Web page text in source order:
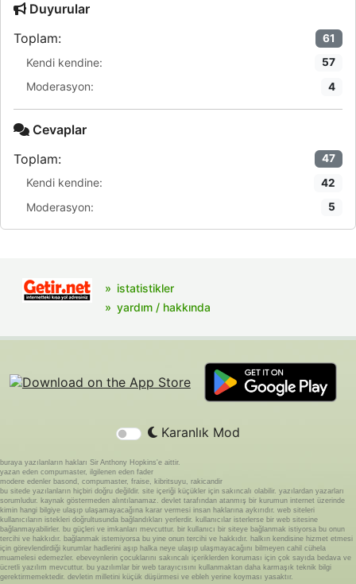
Duyurular
Toplam:
61
Kendi kendine: 57
Moderasyon: 4
Cevaplar
Toplam:
47
Kendi kendine: 42
Moderasyon: 5
istatistikler
yardım / hakkında
Karanlık Mod
buraya yazılanların hakları Sir Anthony Hopkins'e aittir.
yazan eden compumaster, ilgilenen eden fader
modere edenler basond, compumaster, fraise, kibritsuyu, rakicandir
bu sitede yazılanların hiçbiri doğru değildir. site içeriği küçükler için sakıncalı olabilir. yazılardan yazarları
sorumludur. kaynak göstermeden alıntılanamaz. devlet tarafından atanmış bir kurumun internet üzerinde
kimin hangi bilgiye ulaşıp ulaşamayacağına karar vermesi insan haklarına aykırıdır. web siteleri
kullanıcıların istekleri doğrultusunda bağlandıkları yerlerdir. kullanıcılar isterlerse bir web sitesine
bağlanmayabilirler. bu güçleri ve imkanları mevcuttur. bir kullanıcı bir siteye bağlanmak istiyorsa bu onun
tercihi ve hakkıdır. bağlanmak istemiyorsa bu yine onun tercihi ve hakkıdır. halkın kendisine hizmet etmesi
için görevlendirdiği kurumlar hadlerini aşıp halka neye ulaşıp ulaşmayacağını bilmeyen cahil cühela
muamelesi edemezler. ebeveynlerin çocuklarını sakıncalı içeriklerden koruması için çok sayıda bedava ve
ücretli yazılım mevcuttur. bu yazılımlar bir web tarayıcısını kullanmaktan daha karmaşık teknik bilgi
gerektirmemektedir. devletin milletini küçük düşürmesi ve ebleh yerine koyması yasaktır.